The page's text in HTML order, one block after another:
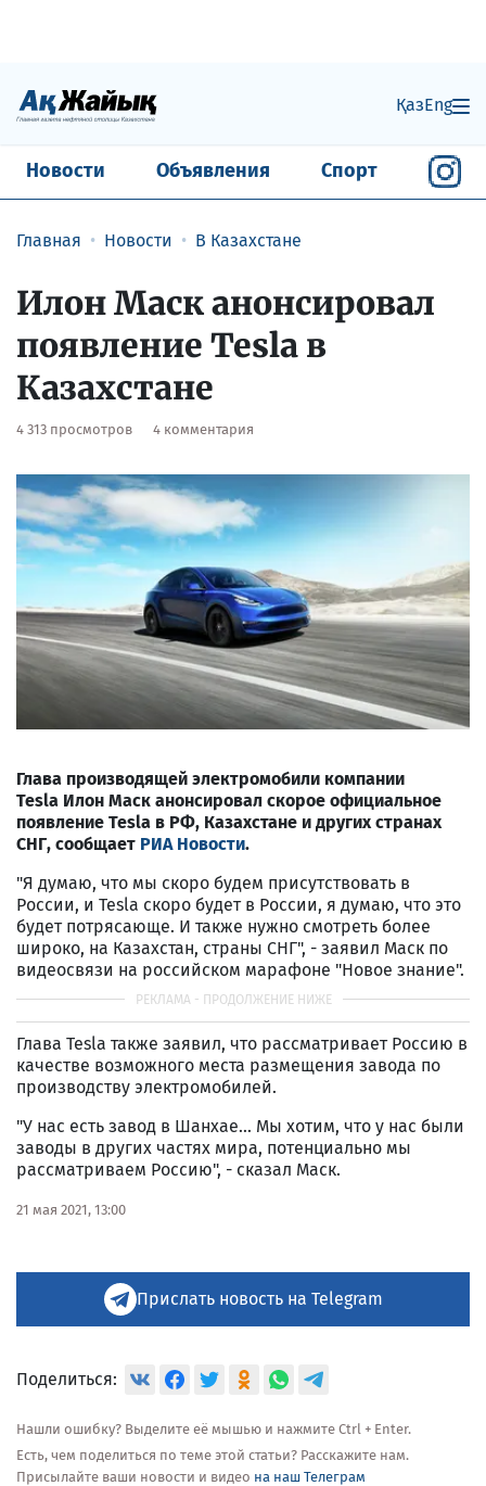
ҚазEng
Новости Объявления Спорт
Главная Новости В Казахстане
Илон Маск анонсировал
появление Tesla в
Казахстане
4 313 просмотров 4 комментария
Глава производящей электромобили компании
Tesla Илон Маск анонсировал скорое официальное
появление Tesla в РФ, Казахстане и других странах
СНГ, сообщает РИА Новости.
"Я думаю, что мы скоро будем присутствовать в
России, и Tesla скоро будет в России, я думаю, что это
будет потрясающе. И также нужно смотреть более
широко, на Казахстан, страны СНГ", - заявил Маск по
видеосвязи на российском марафоне "Новое знание".
Глава Tesla также заявил, что рассматривает Россию в
качестве возможного места размещения завода по
производству электромобилей.
"У нас есть завод в Шанхае... Мы хотим, что у нас были
заводы в других частях мира, потенциально мы
рассматриваем Россию", - сказал Маск.
21 мая 2021, 13:00
Прислать новость на Telegram
Поделиться:
Нашли ошибку? Выделите её мышью и нажмите Ctrl + Enter.
Есть, чем поделиться по теме этой статьи? Расскажите нам.
Присылайте ваши новости и видео на наш Телеграм